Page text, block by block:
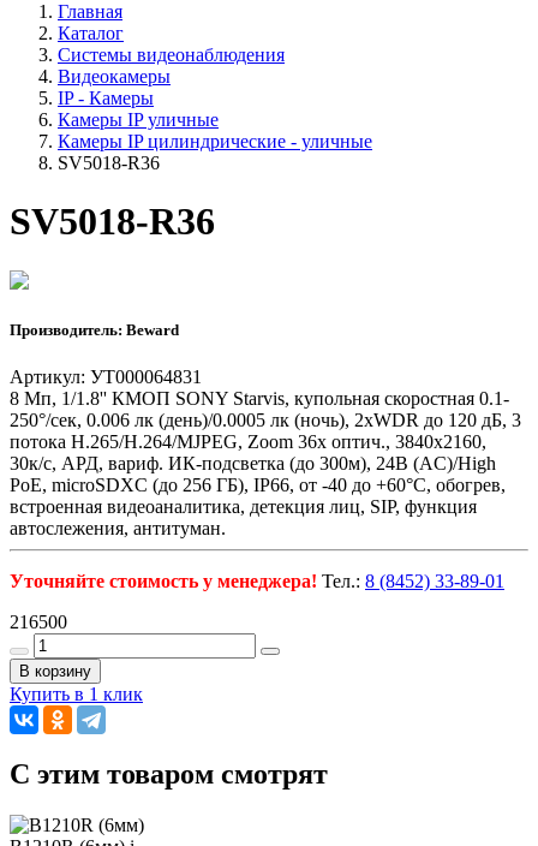
Главная
Каталог
Системы видеонаблюдения
Видеокамеры
IP - Камеры
Камеры IP уличные
Камеры IP цилиндрические - уличные
SV5018-R36
SV5018-R36
Производитель: Beward
Артикул: УТ000064831
8 Мп, 1/1.8'' КМОП SONY Starvis, купольная скоростная 0.1-
250°/сек, 0.006 лк (день)/0.0005 лк (ночь), 2xWDR до 120 дБ, 3
потока H.265/H.264/MJPEG, Zoom 36x оптич., 3840x2160,
30к/c, АРД, вариф. ИК-подсветка (до 300м), 24В (AC)/High
PoE, microSDXC (до 256 ГБ), IP66, от -40 до +60°С, обогрев,
встроенная видеоаналитика, детекция лиц, SIP, функция
автослежения, антитуман.
Уточняйте стоимость у менеджера! Тел.: 8 (8452) 33-89-01
216500
В корзину
Купить в 1 клик
C этим товаром смотрят